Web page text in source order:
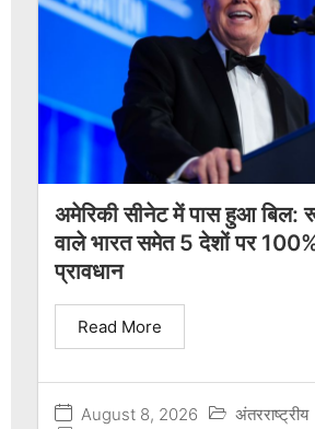
अमेरिकी सीनेट में पास हुआ बिल:
वाले भारत समेत 5 देशों पर
प्रावधान
August 8, 2026
अंतरराष्ट्रीय
Read More